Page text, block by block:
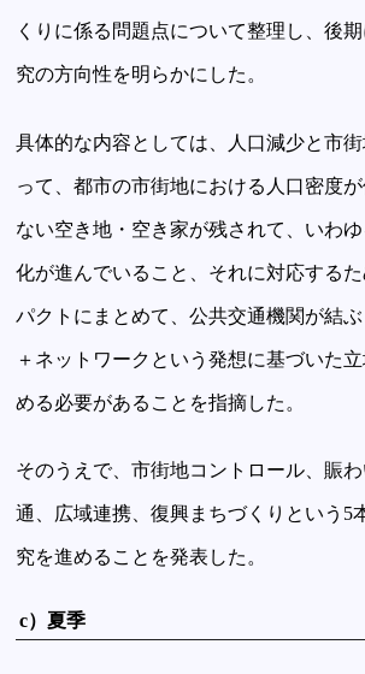
くりに係る問題点について整理し、後
究の方向性を明らかにした。
具体的な内容としては、人口減少と市
って、都市の市街地における人口密度
ない空き地・空き家が残されて、いわ
化が進んでいること、それに対応する
パクトにまとめて、公共交通機関が結
＋ネットワークという発想に基づいた
める必要があることを指摘した。
そのうえで、市街地コントロール、賑
通、広域連携、復興まちづくりという5
究を進めることを発表した。
c）夏季